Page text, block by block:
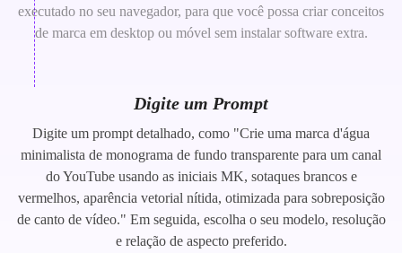
executado no seu navegador, para que você possa criar conceitos
de marca em desktop ou móvel sem instalar software extra.
Digite um Prompt
Digite um prompt detalhado, como "Crie uma marca d'água
minimalista de monograma de fundo transparente para um canal
do YouTube usando as iniciais MK, sotaques brancos e
vermelhos, aparência vetorial nítida, otimizada para sobreposição
de canto de vídeo." Em seguida, escolha o seu modelo, resolução
e relação de aspecto preferido.